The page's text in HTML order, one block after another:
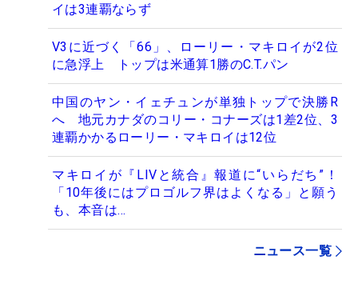
イは3連覇ならず
V3に近づく「66」、ローリー・マキロイが2位
に急浮上 トップは米通算1勝のC.T.パン
中国のヤン・イェチュンが単独トップで決勝R
へ 地元カナダのコリー・コナーズは1差2位、3
連覇かかるローリー・マキロイは12位
マキロイが『LIVと統合』報道に“いらだち”！
「10年後にはプロゴルフ界はよくなる」と願う
も、本音は…
ニュース一覧